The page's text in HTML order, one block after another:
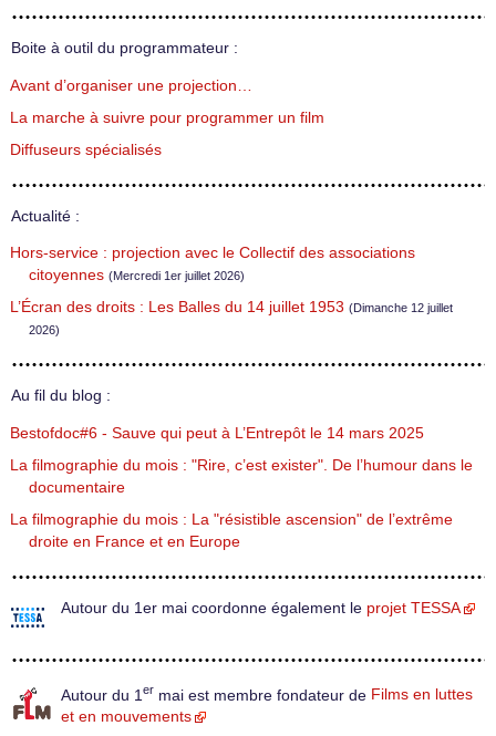
Boite à outil du programmateur :
Avant d’organiser une projection…
La marche à suivre pour programmer un film
Diffuseurs spécialisés
Actualité :
Hors-service : projection avec le Collectif des associations
citoyennes (Mercredi 1er juillet 2026)
L’Écran des droits : Les Balles du 14 juillet 1953 (Dimanche 12 juillet
2026)
Au fil du blog :
Bestofdoc#6 - Sauve qui peut à L’Entrepôt le 14 mars 2025
La filmographie du mois : "Rire, c’est exister". De l’humour dans le
documentaire
La filmographie du mois : La "résistible ascension" de l’extrême
droite en France et en Europe
Autour du 1er mai coordonne également le projet TESSA
Autour du 1 er mai est membre fondateur de Films en luttes
et en mouvements